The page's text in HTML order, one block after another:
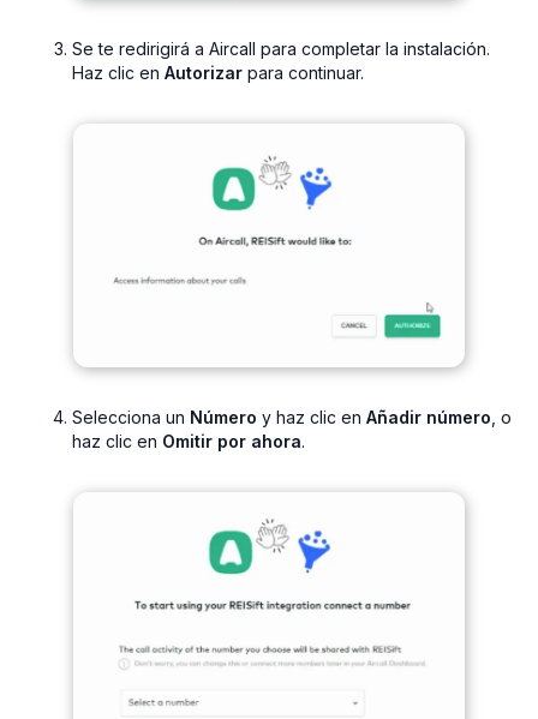
Se te redirigirá a Aircall para completar la instalación.
Haz clic en Autorizar para continuar.
Selecciona un Número y haz clic en Añadir número , o
haz clic en Omitir por ahora.